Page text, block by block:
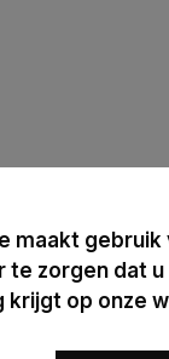
maakt gebruik
te zorgen dat
krijgt op onze